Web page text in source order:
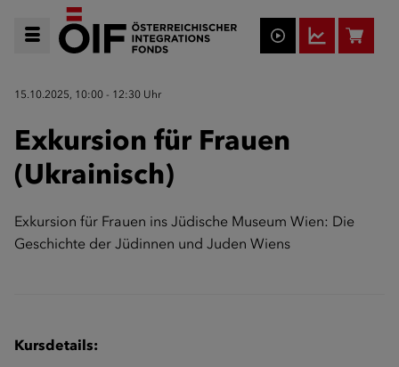
15.10.2025, 10:00 - 12:30 Uhr
Exkursion für Frauen
(Ukrainisch)
Exkursion für Frauen ins Jüdische Museum Wien: Die
Geschichte der Jüdinnen und Juden Wiens
Kursdetails: